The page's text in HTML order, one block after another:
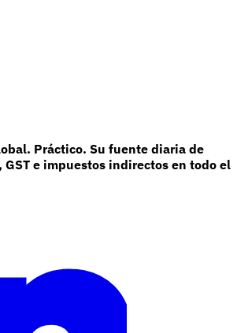
Práctico. Su fuente diaria de
GST e impuestos indirectos en todo el